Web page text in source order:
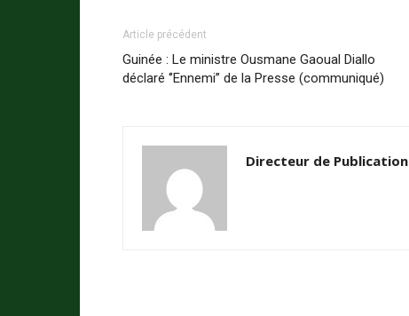
Article précédent
Guinée : Le ministre Ousmane Gaoual Diallo
déclaré ‘’Ennemi’’ de la Presse (communiqué)
Directeur de Publication